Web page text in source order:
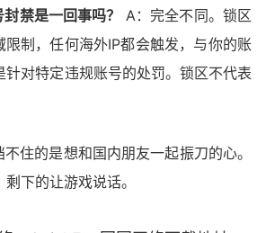
禁是一回事吗？
A：完全不同。锁区
限制，任何海外IP都会触发，与你的账
针对特定违规账号的处罚。锁区不代表
住的是想和国内朋友一起振刀的心。
下的让游戏说话。